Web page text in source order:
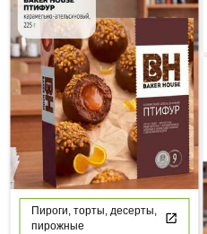
Пироги, торты, десерты,
пирожные